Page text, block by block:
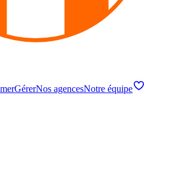
GérerNos agencesNotre équipe